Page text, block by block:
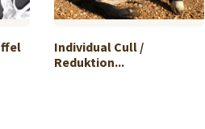
Individual Cull /
Reduktion...